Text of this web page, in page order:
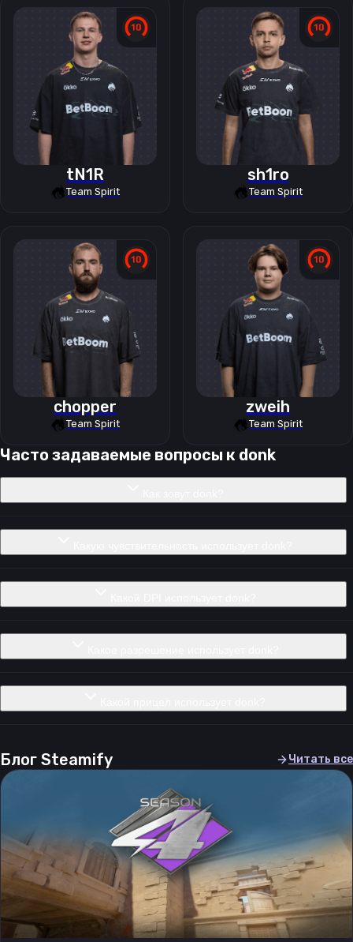
tN1R
Team Spirit
sh1ro
Team Spirit
chopper
Team Spirit
zweih
Team Spirit
Часто задаваемые вопросы к donk
Блог Steamify Читать все